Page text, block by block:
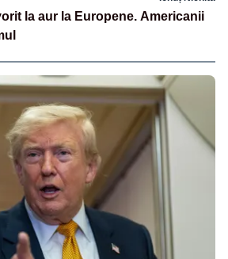
la aur la Europene. Americanii